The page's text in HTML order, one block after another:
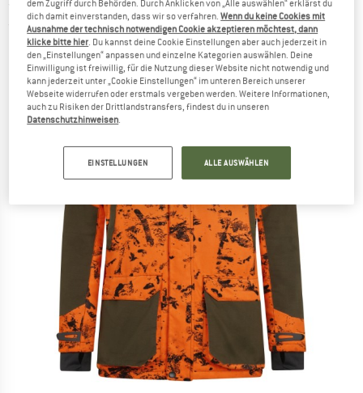
(0)
dem Zugriff durch Behörden. Durch Anklicken von „Alle auswählen“ erklärst du
dich damit einverstanden, dass wir so verfahren.Wenn du keine Cookies mit
Ausnahme der technisch notwendigen Cookie akzeptieren möchtest, dann
klicke bitte hier . Du kannst deine Cookie Einstellungen aber auch jederzeit in
den „Einstellungen“ anpassen und einzelne Kategorien auswählen. Deine
Einwilligung ist freiwillig, für die Nutzung dieser Website nicht notwendig und
kann jederzeit unter „Cookie Einstellungen“ im unteren Bereich unserer
Webseite widerrufen oder erstmals vergeben werden. Weitere Informationen,
auch zu Risiken der Drittlandstransfers, findest du in unseren
Datenschutzhinweisen
EINSTELLUNGEN ALLE AUSWÄHLEN